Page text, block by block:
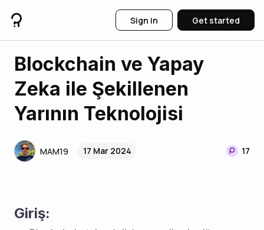
Sign in Get started
Blockchain ve Yapay
Zeka ile Şekillenen
Yarının Teknolojisi
MAM19 17 Mar 2024 17
Giriş: